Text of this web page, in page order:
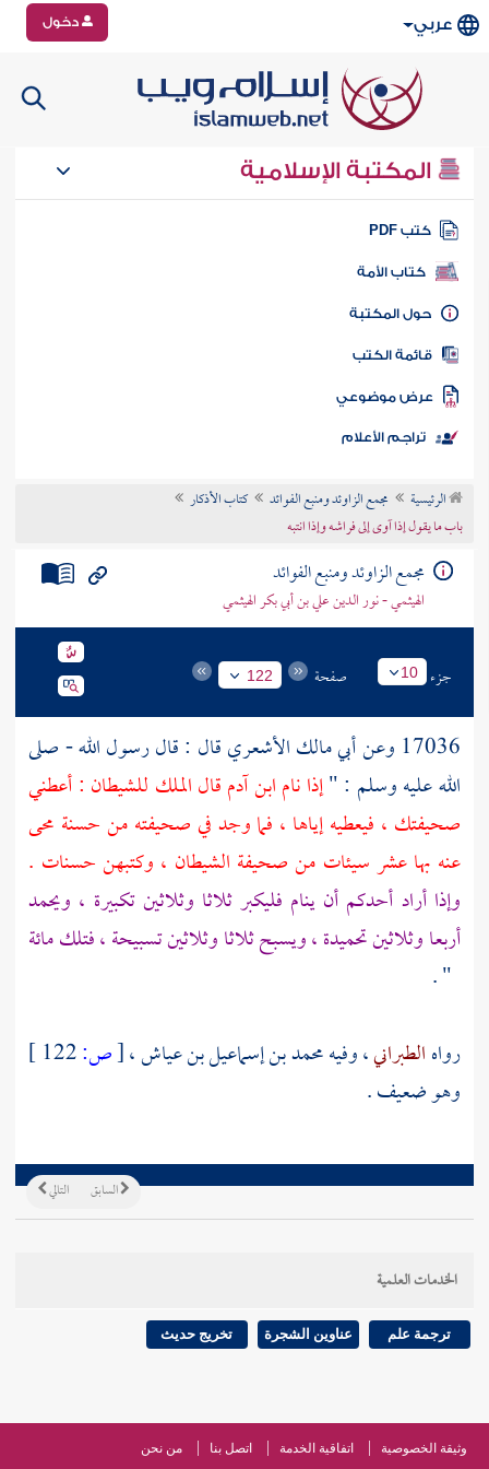
عربي دخول
المكتبة الإسلامية
كتب PDF
كتاب الأمة
المكتبة
الكتب
موضوعي
تراجم الأعلام
الرئيسية مجمع الزاوئد ومنبع الفوائد
كتاب الأذكار
باب ما يقول إذا آوى إلى فراشه وإذا انتبه
مجمع الزاوئد ومنبع الفوائد
الهيثمي - نور الدين علي بن أبي بكر الهيثمي
جزء 10 صفحة 122
17036 وعن أبي مالك الأشعريقال : قال رسول الله - صلى
الله عليه وسلم : "إذا نام ابن آدم قال الملك للشيطان : أعطني
صحيفتك ، فيعطيه إياها ، فما وجد في صحيفته من حسنة محى
عنه بها عشر سيئات من صحيفة الشيطان ، وكتبهن حسنات .
وإذا أراد أحدكم أن ينام فليكبر ثلاثا وثلاثين تكبيرة ، ويحمد
أربعا وثلاثين تحميدة ، ويسبح ثلاثا وثلاثين تسبيحة ، فتلك مائة
" .
رواهالطبراني، وفيهمحمد بن إسماعيل بن عياش،[ص:
وهو ضعيف .
التالي السابق
الخدمات العلمية
ترجمة علم عناوين الشجرة تخريج حديث
وثيقة الخصوصية اتفاقية الخدمة اتصل بنا من نحن